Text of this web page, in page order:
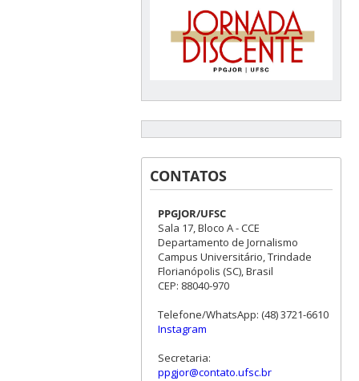
CONTATOS
PPGJOR/UFSC
Sala 17, Bloco A - CCE
Departamento de Jornalismo
Campus Universitário, Trindade
Florianópolis (SC), Brasil
CEP: 88040-970
Telefone/WhatsApp: (48) 3721-6610
Instagram
Secretaria:
ppgjor@contato.ufsc.br